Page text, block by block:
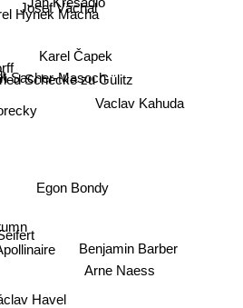
Hynek Macha
Josef Váchal
Karel Čapek
Schecke zu Gülitz
Sacher-Masoch
Egon Bondy
Havel
Vaclav Kahuda
Arne Naess
Benjamin Barber